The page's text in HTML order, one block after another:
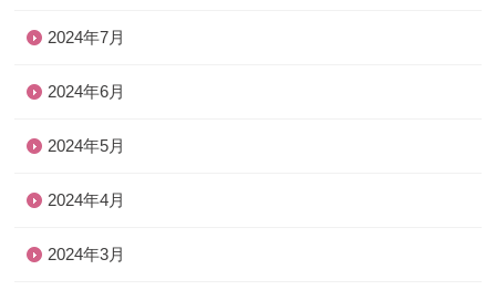
2024年7月
2024年6月
2024年5月
2024年4月
2024年3月